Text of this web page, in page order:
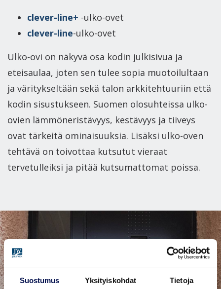
Suostumus Yksityiskohdat Tietoja
clever-line+ -ulko-ovet
clever-line-ulko-ovet
Ulko-ovi on näkyvä osa kodin julkisivua ja
eteisaulaa, joten sen tulee sopia muotoilultaan
ja väritykseltään sekä talon arkkitehtuuriin että
kodin sisustukseen. Suomen olosuhteissa ulko-
ovien lämmöneristävyys, kestävyys ja tiiveys
ovat tärkeitä ominaisuuksia. Lisäksi ulko-oven
tehtävä on toivottaa kutsutut vieraat
tervetulleiksi ja pitää kutsumattomat poissa.​